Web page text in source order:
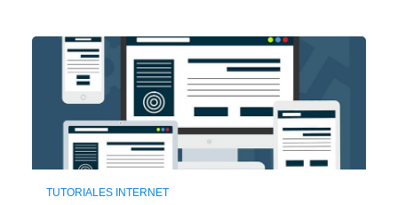
TUTORIALES INTERNET